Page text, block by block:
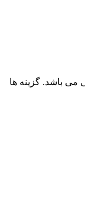
می باشد. گزینه ها